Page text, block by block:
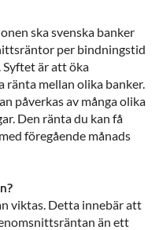
ska svenska banker
per bindningstid
är att öka
mellan olika banker.
påverkas av många olika
Den ränta du kan få
föregående månads
viktas. Detta innebär att
än ett